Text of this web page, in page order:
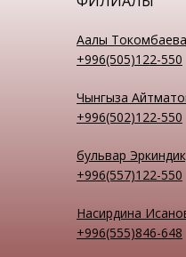
Аалы
+996(505)122-550
Чынгыза
+996(502)122-550
бульвар
+996(557)122-550
Насирдина
+996(555)846-648